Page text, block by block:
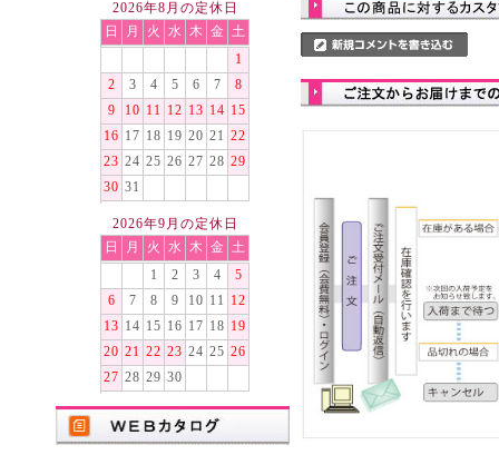
2026年8月の定休日
日
月 火 水 木 金
土
1
2
3 4 5 6 7
8
9
10 11 12 13 14 15
16 17 18 19 20 21 22
23 24 25 26 27 28 29
30 31
2026年9月の定休日
日
月 火 水 木 金
土
1
2 3 4
5
6
7 8 9 10 11
12
13 14 15 16 17 18 19
20 21 22 23 24 25 26
27 28 29 30